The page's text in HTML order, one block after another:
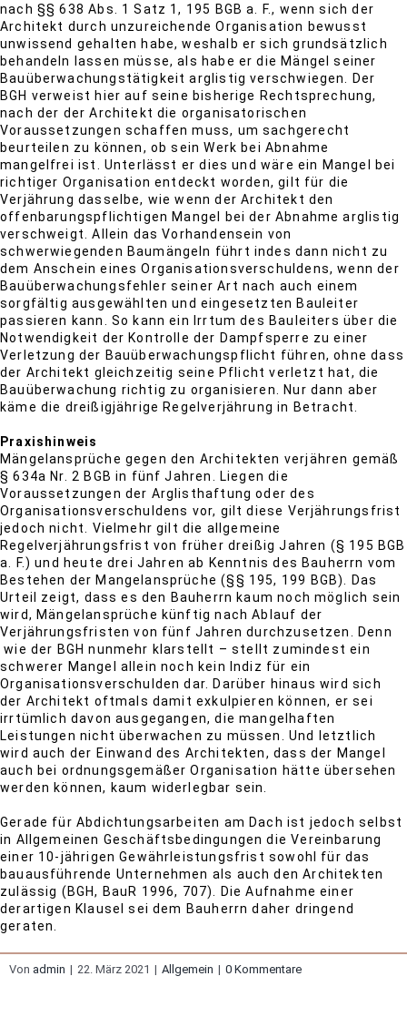
nach §§ 638 Abs. 1 Satz 1, 195 BGB a. F., wenn sich der
Architekt durch unzureichende Organisation bewusst
unwissend gehalten habe, weshalb er sich grundsätzlich
behandeln lassen müsse, als habe er die Mängel seiner
Bauüberwachungstätigkeit arglistig verschwiegen. Der
BGH verweist hier auf seine bisherige Rechtsprechung,
nach der der Architekt die organisatorischen
Voraussetzungen schaffen muss, um sachgerecht
beurteilen zu können, ob sein Werk bei Abnahme
mangelfrei ist. Unterlässt er dies und wäre ein Mangel bei
richtiger Organisation entdeckt worden, gilt für die
Verjährung dasselbe, wie wenn der Architekt den
offenbarungspflichtigen Mangel bei der Abnahme arglistig
verschweigt. Allein das Vorhandensein von
schwerwiegenden Baumängeln führt indes dann nicht zu
dem Anschein eines Organisationsverschuldens, wenn der
Bauüberwachungsfehler seiner Art nach auch einem
sorgfältig ausgewählten und eingesetzten Bauleiter
passieren kann. So kann ein Irrtum des Bauleiters über die
Notwendigkeit der Kontrolle der Dampfsperre zu einer
Verletzung der Bauüberwachungspflicht führen, ohne dass
der Architekt gleichzeitig seine Pflicht verletzt hat, die
Bauüberwachung richtig zu organisieren. Nur dann aber
käme die dreißigjährige Regelverjährung in Betracht.
Praxishinweis
Mängelansprüche gegen den Architekten verjähren gemäß
§ 634a Nr. 2 BGB in fünf Jahren. Liegen die
Voraussetzungen der Arglisthaftung oder des
Organisationsverschuldens vor, gilt diese Verjährungsfrist
jedoch nicht. Vielmehr gilt die allgemeine
Regelverjährungsfrist von früher dreißig Jahren (§ 195 BGB
a. F.) und heute drei Jahren ab Kenntnis des Bauherrn vom
Bestehen der Mangelansprüche (§§ 195, 199 BGB). Das
Urteil zeigt, dass es den Bauherrn kaum noch möglich sein
wird, Mängelansprüche künftig nach Ablauf der
Verjährungsfristen von fünf Jahren durchzusetzen. Denn
wie der BGH nunmehr klarstellt – stellt zumindest ein
schwerer Mangel allein noch kein Indiz für ein
Organisationsverschulden dar. Darüber hinaus wird sich
der Architekt oftmals damit exkulpieren können, er sei
irrtümlich davon ausgegangen, die mangelhaften
Leistungen nicht überwachen zu müssen. Und letztlich
wird auch der Einwand des Architekten, dass der Mangel
auch bei ordnungsgemäßer Organisation hätte übersehen
werden können, kaum widerlegbar sein.
Gerade für Abdichtungsarbeiten am Dach ist jedoch selbst
in Allgemeinen Geschäftsbedingungen die Vereinbarung
einer 10-jährigen Gewährleistungsfrist sowohl für das
bauausführende Unternehmen als auch den Architekten
zulässig (BGH, BauR 1996, 707). Die Aufnahme einer
derartigen Klausel sei dem Bauherrn daher dringend
geraten.
Von admin | 22. März 2021 | Allgemein | 0 Kommentare